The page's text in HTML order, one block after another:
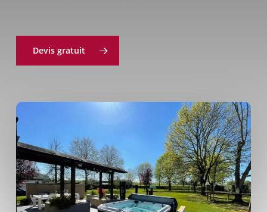
Devis gratuit